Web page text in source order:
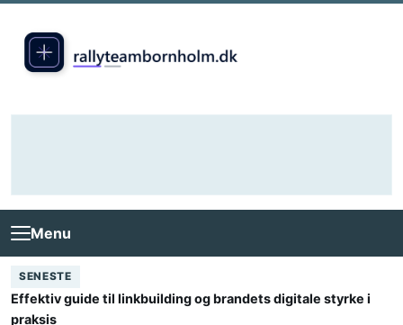
Menu
SENESTE
Effektiv guide til linkbuilding og brandets digitale styrke i
praksis